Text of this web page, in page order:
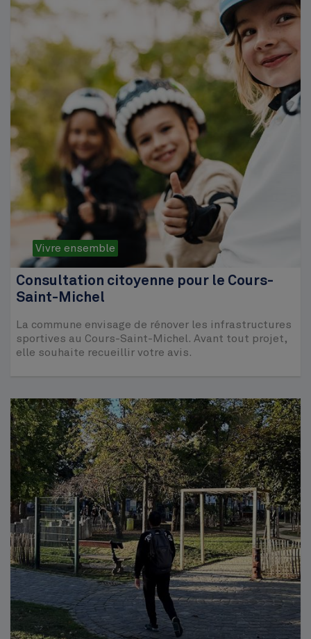
Vivre ensemble
Consultation citoyenne pour le Cours-
Saint-Michel
La commune envisage de rénover les infrastructures
sportives au Cours-Saint-Michel. Avant tout projet,
elle souhaite recueillir votre avis.